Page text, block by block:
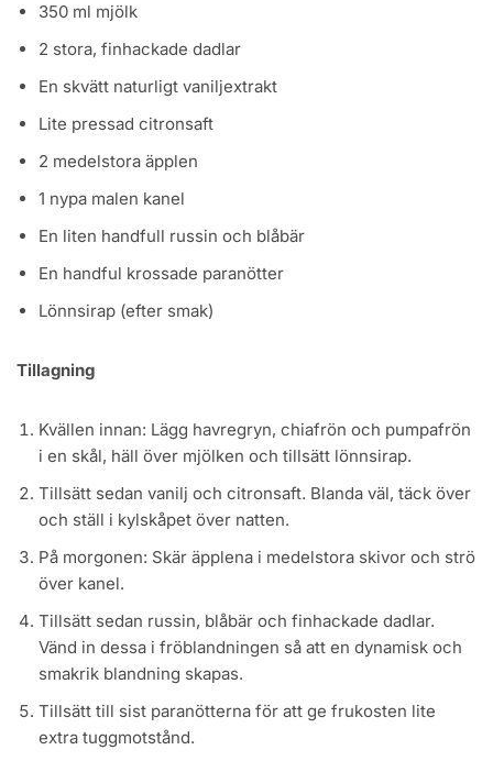
350 ml mjölk
2 stora, finhackade dadlar
En skvätt naturligt vaniljextrakt
Lite pressad citronsaft
2 medelstora äpplen
1 nypa malen kanel
En liten handfull russin och blåbär
En handful krossade paranötter
Lönnsirap (efter smak)
Tillagning
Kvällen innan: Lägg havregryn, chiafrön och pumpafrön
i en skål, häll över mjölken och tillsätt lönnsirap.
Tillsätt sedan vanilj och citronsaft. Blanda väl, täck över
och ställ i kylskåpet över natten.
På morgonen: Skär äpplena i medelstora skivor och strö
över kanel.
Tillsätt sedan russin, blåbär och finhackade dadlar.
Vänd in dessa i fröblandningen så att en dynamisk och
smakrik blandning skapas.
Tillsätt till sist paranötterna för att ge frukosten lite
extra tuggmotstånd.